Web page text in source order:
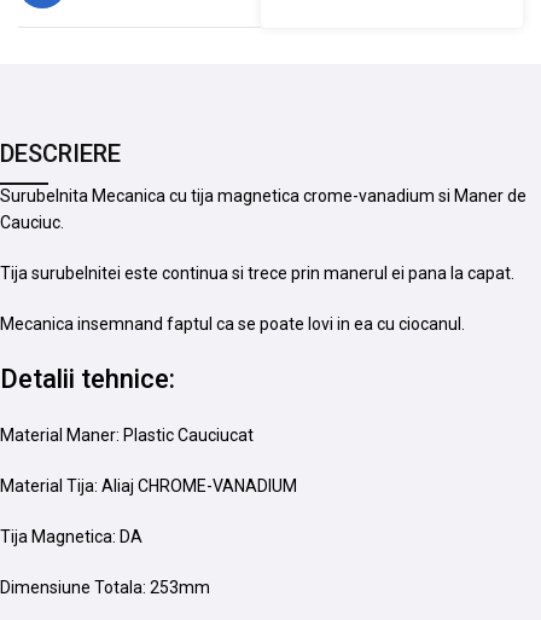
DESCRIERE
Surubelnita Mecanica cu tija magnetica crome-vanadium si Maner de
Cauciuc.
Tija surubelnitei este continua si trece prin manerul ei pana la capat.
Mecanica insemnand faptul ca se poate lovi in ea cu ciocanul.
Detalii tehnice:
Material Maner: Plastic Cauciucat
Material Tija: Aliaj CHROME-VANADIUM
Tija Magnetica: DA
Dimensiune Totala: 253mm